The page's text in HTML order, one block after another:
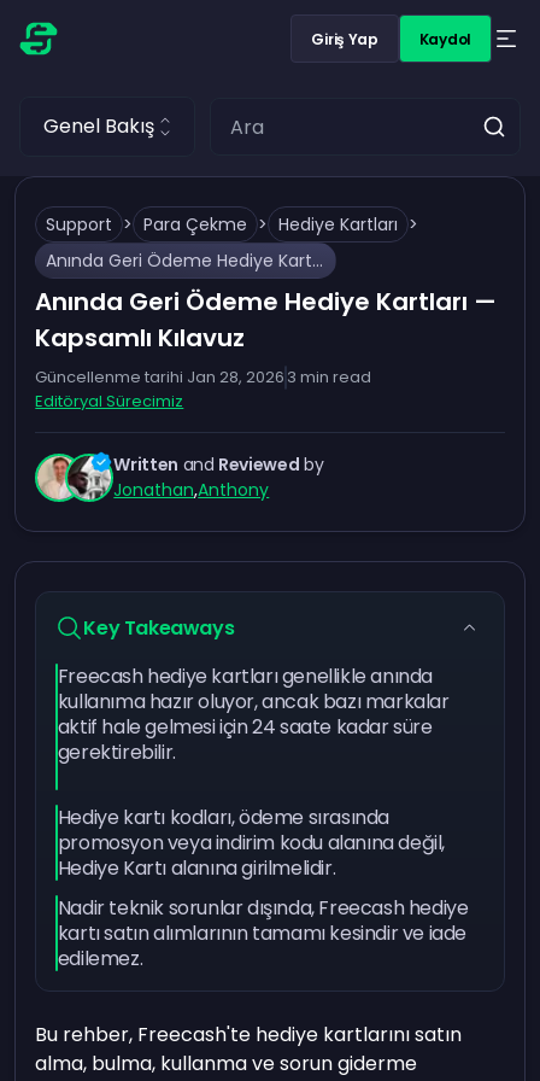
Giriş Yap Kaydol
Genel Bakış
Support > Para Çekme > Hediye Kartları >
Anında Geri Ödeme Hediye Kartları — Kapsamlı Kılavuz
Anında Geri Ödeme Hediye Kartları —
Kapsamlı Kılavuz
Güncellenme tarihi Jan 28, 2026 3 min read
Editöryal Sürecimiz
Written and Reviewed by
Jonathan,Anthony
Key Takeaways
Freecash hediye kartları genellikle anında
kullanıma hazır oluyor, ancak bazı markalar
aktif hale gelmesi için 24 saate kadar süre
gerektirebilir.
Hediye kartı kodları, ödeme sırasında
promosyon veya indirim kodu alanına değil,
Hediye Kartı alanına girilmelidir.
Nadir teknik sorunlar dışında, Freecash hediye
kartı satın alımlarının tamamı kesindir ve iade
edilemez.
Bu rehber, Freecash'te hediye kartlarını satın
alma, bulma, kullanma ve sorun giderme